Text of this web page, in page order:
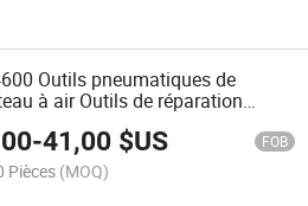
Outils pneumatiques de
à air Outils de réparation
Clé à choc pneumatique
-41,00 $US FOB
Pièces (MOQ)